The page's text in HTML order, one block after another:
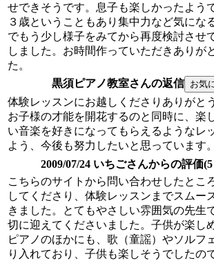
せできそうです。息子も楽しかったよう
３歳ということもあり集中力など気にな
でもう少し様子をみてから再度検討させ
しました。お時間作っていただきありが
た。
黒須ピアノ教室さんの返信
体験レッスンにお越しくださりありがと
お子様の才能を開花するのと同時に、楽
い音楽を好きになってもらえるようなレ
よう、今後も努力したいと思っています。
2009/07/24 いちごさんからの評価
こちらのサイトから問い合わせしたとこ
してくださり、体験レッスンまでスムー
きました。とてもやさしい雰囲気の先生
切に迎えてくださいました。子供が楽し
ピアノのほかにも、歌（童謡）やソルフ
り入れており、子供も楽しそうでしたの